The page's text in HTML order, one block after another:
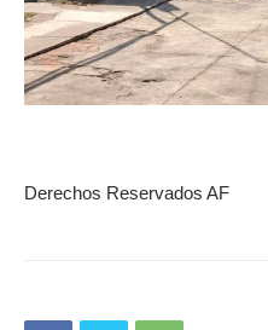
Derechos Reservados AF